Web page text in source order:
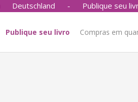
Deutschland - Publique seu
Publique seu livro Compras em